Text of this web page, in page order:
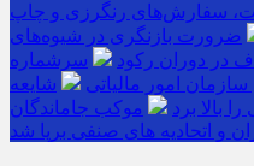
سفارش‌های رنگرزی و چاپ
ضرورت بازنگری در شیوه‌های
در دوران رکود
سرشماره «MALIAT»
امور مالیاتی
شایعه
بالا برد
موکب جاماندگان
و اتحادیه های صنفی برپا شد